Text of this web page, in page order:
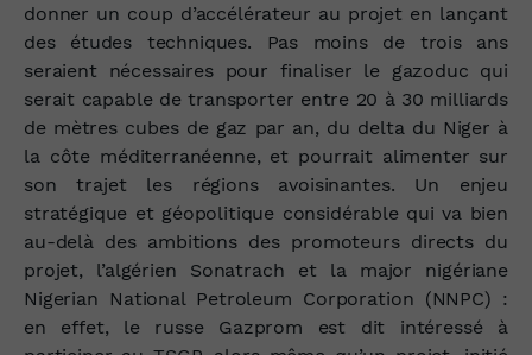
donner un coup d’accélérateur au projet en lançant
des études techniques. Pas moins de trois ans
seraient nécessaires pour finaliser le gazoduc qui
serait capable de transporter entre 20 à 30 milliards
de mètres cubes de gaz par an, du delta du Niger à
la côte méditerranéenne, et pourrait alimenter sur
son trajet les régions avoisinantes. Un enjeu
stratégique et géopolitique considérable qui va bien
au-delà des ambitions des promoteurs directs du
projet, l’algérien Sonatrach et la major nigériane
Nigerian National Petroleum Corporation (NNPC) :
en effet, le russe Gazprom est dit intéressé à